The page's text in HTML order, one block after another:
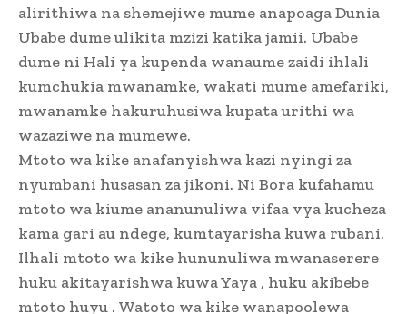
alirithiwa na shemejiwe mume anapoaga Dunia
Ubabe dume ulikita mzizi katika jamii. Ubabe
dume ni Hali ya kupenda wanaume zaidi ihlali
kumchukia mwanamke, wakati mume amefariki,
mwanamke hakuruhusiwa kupata urithi wa
wazaziwe na mumewe.
Mtoto wa kike anafanyishwa kazi nyingi za
nyumbani husasan za jikoni. Ni Bora kufahamu
mtoto wa kiume ananunuliwa vifaa vya kucheza
kama gari au ndege, kumtayarisha kuwa rubani.
Ilhali mtoto wa kike hununuliwa mwanaserere
huku akitayarishwa kuwa Yaya , huku akibebe
mtoto huyu . Watoto wa kike wanapoolewa